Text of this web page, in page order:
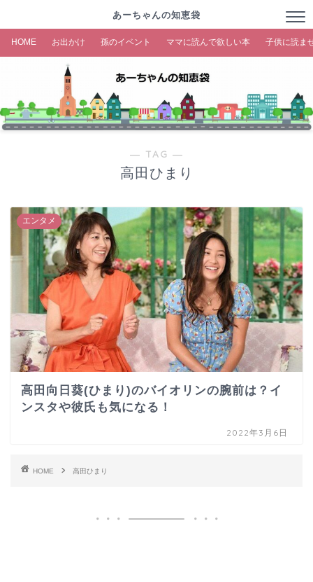
あーちゃんの知恵袋
HOME お出かけ 孫のイベント ママに読んで欲しい本 子供に読ま
― TAG ―
高田ひまり
エンタメ
高田向日葵(ひまり)のバイオリンの腕前は？イ
ンスタや彼氏も気になる！
2022年3月6日
HOME 高田ひまり